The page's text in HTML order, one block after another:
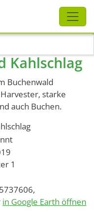
Kahlschlag
Buchenwald
starke
auch Buchen.
1
in Google Earth öffnen
Schliessen